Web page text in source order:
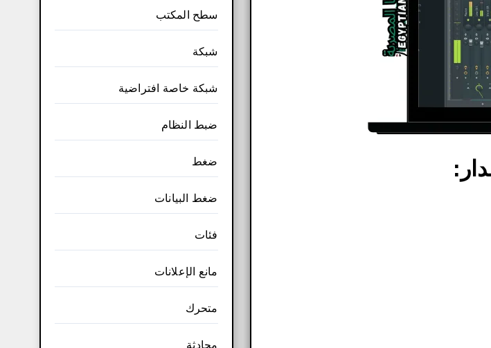
سطح المكتب
شبكة
شبكة خاصة افتراضية
ضبط النظام
ضغط
ضغط البيانات
فئات
مانع الإعلانات
متحرك
محادثة